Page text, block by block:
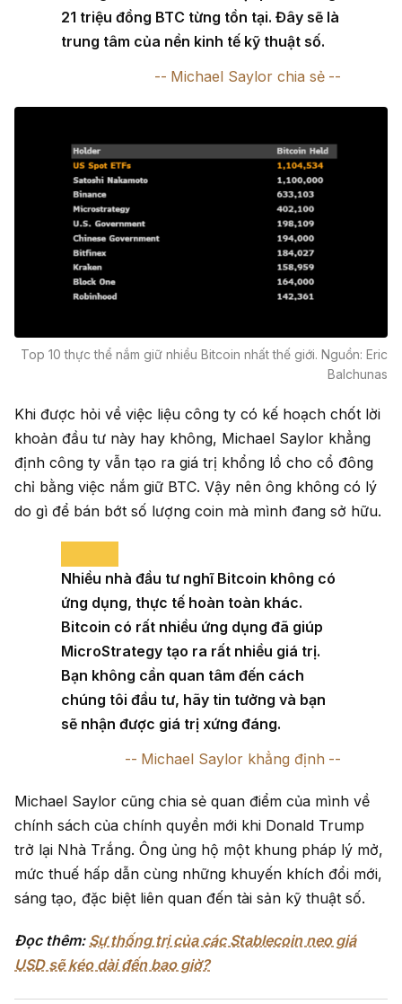
21 triệu đồng BTC từng tồn tại. Đây sẽ là
trung tâm của nền kinh tế kỹ thuật số.
Michael Saylor chia sẻ
Top 10 thực thể nắm giữ nhiều Bitcoin nhất thế giới. Nguồn: Eric
Balchunas
Khi được hỏi về việc liệu công ty có kế hoạch chốt lời
khoản đầu tư này hay không, Michael Saylor khẳng
định công ty vẫn tạo ra giá trị khổng lồ cho cổ đông
chỉ bằng việc nắm giữ BTC. Vậy nên ông không có lý
do gì để bán bớt số lượng coin mà mình đang sở hữu.
Nhiều nhà đầu tư nghĩ Bitcoin không có
ứng dụng, thực tế hoàn toàn khác.
Bitcoin có rất nhiều ứng dụng đã giúp
MicroStrategy tạo ra rất nhiều giá trị.
Bạn không cần quan tâm đến cách
chúng tôi đầu tư, hãy tin tưởng và bạn
sẽ nhận được giá trị xứng đáng.
Michael Saylor khẳng định
Michael Saylor cũng chia sẻ quan điểm của mình về
chính sách của chính quyền mới khi Donald Trump
trở lại Nhà Trắng. Ông ủng hộ một khung pháp lý mở,
mức thuế hấp dẫn cùng những khuyến khích đổi mới,
sáng tạo, đặc biệt liên quan đến tài sản kỹ thuật số.
Đọc thêm: Sự thống trị của các Stablecoin neo giá
USD sẽ kéo dài đến bao giờ?